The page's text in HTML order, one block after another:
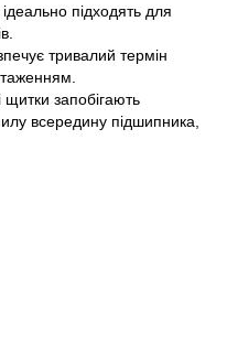
підходять для
тривалий термін
щитки запобігають
всередину підшипника,